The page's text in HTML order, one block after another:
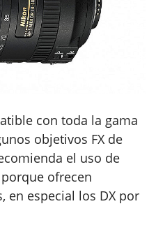
con toda la gama
objetivos FX de
el uso de
porque ofrecen
en especial los DX por